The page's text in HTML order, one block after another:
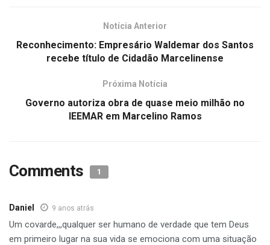
Notícia Anterior
Reconhecimento: Empresário Waldemar dos Santos
recebe título de Cidadão Marcelinense
Próxima Notícia
Governo autoriza obra de quase meio milhão no
IEEMAR em Marcelino Ramos
Comments 1
Daniel 9 anos atrás
Um covarde,,,qualquer ser humano de verdade que tem Deus
em primeiro lugar na sua vida se emociona com uma situação